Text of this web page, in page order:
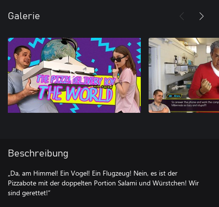
Galerie
Beschreibung
„Da, am Himmel! Ein Vogel! Ein Flugzeug! Nein, es ist der
Pizzabote mit der doppelten Portion Salami und Würstchen! Wir
sind gerettet!“